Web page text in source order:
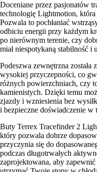
Doceniane przez pasjonatów
technologię Lightmotion,
Pozwala to pochłaniać
odbiciu energii przy każdym
po nierównym terenie, czy
miał niespotykaną stabilność i
Podeszwa zewnętrzna
wysokiej przyczepności, co
różnych powierzchniach, czy
kamienistych. Dzięki temu
zjazdy i wzniesienia bez
i bezpieczne doświadczenie w
Buty Terrex Tracefinder 2
który pozwala dobrze
przyczynia się do
podczas długotrwałych
zaprojektowana, aby